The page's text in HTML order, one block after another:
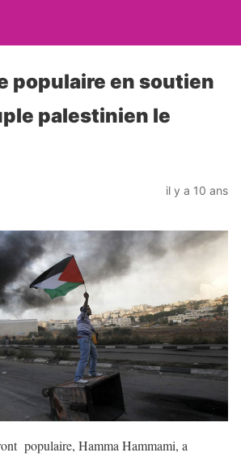
populaire en soutien
palestinien le
il y a 10 ans
populaire, Hamma Hammami, a